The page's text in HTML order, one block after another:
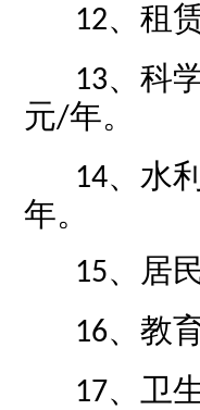
12、租
13、科
元/年。
14、水
年。
15、居
16、教
17、卫